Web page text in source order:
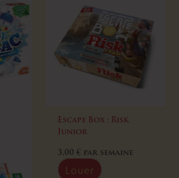
Escape Box : Risk
Junior
3,00 € par semaine
Louer